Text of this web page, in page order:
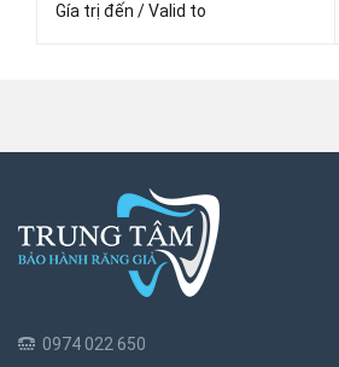
Gía trị đến / Valid to
0974 022 650